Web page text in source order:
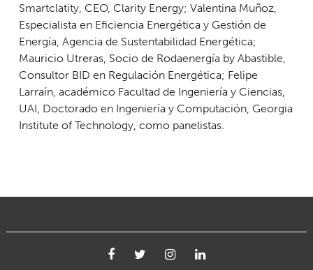
Smartclatity, CEO, Clarity Energy; Valentina Muñoz,
Especialista en Eficiencia Energética y Gestión de
Energía, Agencia de Sustentabilidad Energética;
Mauricio Utreras, Socio de Rodaenergía by Abastible,
Consultor BID en Regulación Energética; Felipe
Larraín, académico Facultad de Ingeniería y Ciencias,
UAI, Doctorado en Ingeniería y Computación, Georgia
Institute of Technology, como panelistas.